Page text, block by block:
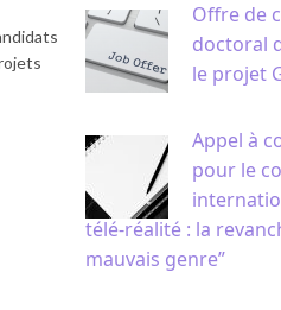
Offre de
doctoral
le projet
Appel à
pour le
télé-réalité : la
mauvais genre”